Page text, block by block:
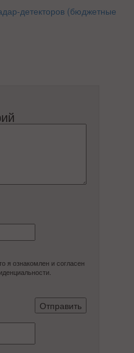
детекторов (бюджетные
я ознакомлен и согласен